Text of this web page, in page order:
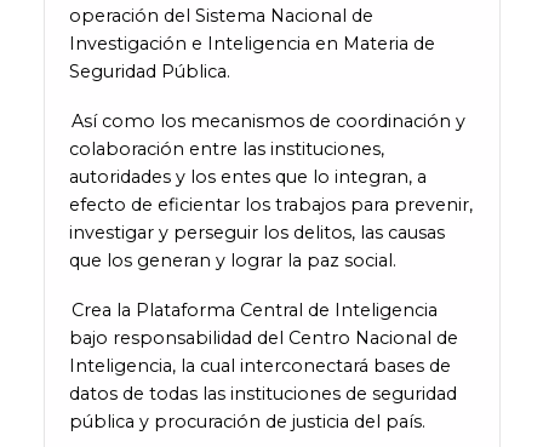
operación del Sistema Nacional de
Investigación e Inteligencia en Materia de
Seguridad Pública.
Así como los mecanismos de coordinación y
colaboración entre las instituciones,
autoridades y los entes que lo integran, a
efecto de eficientar los trabajos para prevenir,
investigar y perseguir los delitos, las causas
que los generan y lograr la paz social.
Crea la Plataforma Central de Inteligencia
bajo responsabilidad del Centro Nacional de
Inteligencia, la cual interconectará bases de
datos de todas las instituciones de seguridad
pública y procuración de justicia del país.